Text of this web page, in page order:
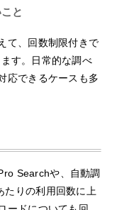
と
て、回数制限付きで
す。日常的な調べ
応できるケースも多
Searchや、自動調
たりの利用回数に上